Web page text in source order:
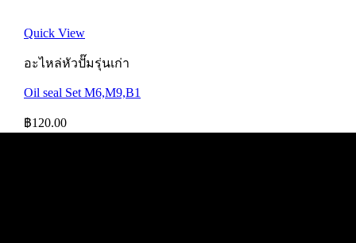
Quick View
อะไหล่หัวปั๊มรุ่นเก่า
Oil seal Set M6,M9,B1
฿120.00